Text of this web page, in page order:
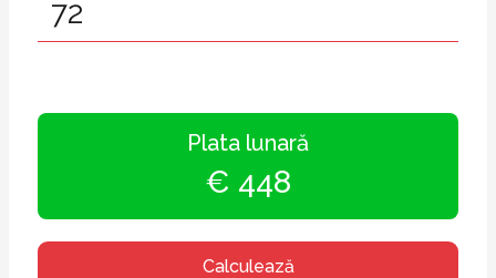
Plata lunară
€ 448
Calculează